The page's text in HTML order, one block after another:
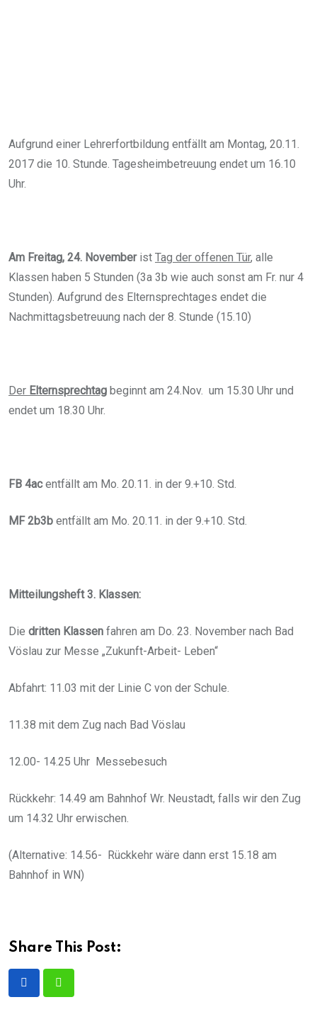
Aufgrund einer Lehrerfortbildung entfällt am Montag, 20.11.
2017 die 10. Stunde. Tagesheimbetreuung endet um 16.10
Uhr.
Am Freitag, 24. Novemberist Tag der offenen Tür, alle
Klassen haben 5 Stunden (3a 3b wie auch sonst am Fr. nur 4
Stunden). Aufgrund des Elternsprechtages endet die
Nachmittagsbetreuung nach der 8. Stunde (15.10)
Der Elternsprechtag beginnt am 24.Nov. um 15.30 Uhr und
endet um 18.30 Uhr.
FB 4acentfällt am Mo. 20.11. in der 9.+10. Std.
MF 2b3b entfällt am Mo. 20.11. in der 9.+10. Std.
Mitteilungsheft 3. Klassen:
Die dritten Klassen fahren am Do. 23. November nach Bad
Vöslau zur Messe „Zukunft-Arbeit- Leben“
Abfahrt: 11.03 mit der Linie C von der Schule.
11.38 mit dem Zug nach Bad Vöslau
12.00- 14.25 Uhr Messebesuch
Rückkehr: 14.49 am Bahnhof Wr. Neustadt, falls wir den Zug
um 14.32 Uhr erwischen.
(Alternative: 14.56- Rückkehr wäre dann erst 15.18 am
Bahnhof in WN)
Share This Post: